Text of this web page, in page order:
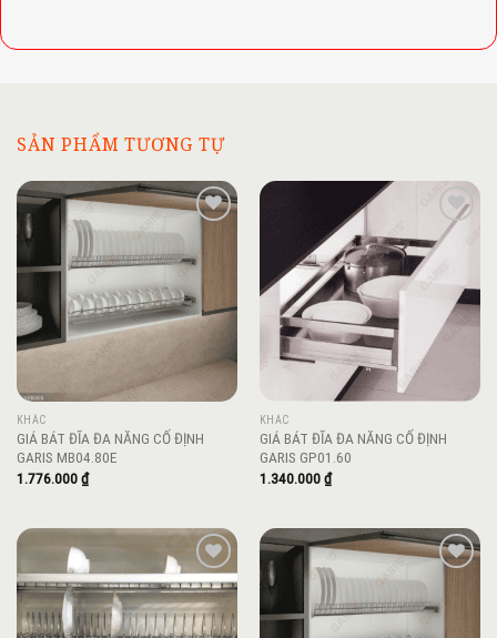
SẢN PHẨM TƯƠNG TỰ
wishlist
KHÁC
GIÁ BÁT ĐĨA ĐA NĂNG CỐ ĐỊNH
GARIS MB04.80E
1.776.000₫
Add to
wishlist
KHÁC
GIÁ BÁT ĐĨA ĐA NĂNG CỐ ĐỊNH
GARIS GP01.60
1.340.000₫
Add to
wishlist
wishlist